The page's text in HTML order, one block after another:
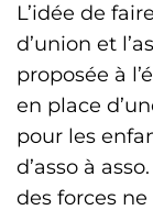
L’idée de
d’union et
proposée à
en place
pour les
d’asso à
des forces